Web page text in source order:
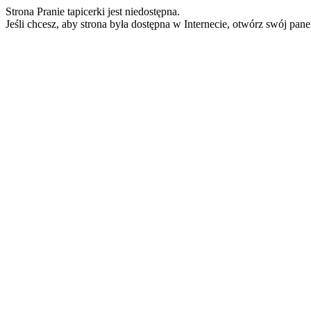
Strona Pranie tapicerki jest niedostępna.
Jeśli chcesz, aby strona była dostępna w Internecie, otwórz swój